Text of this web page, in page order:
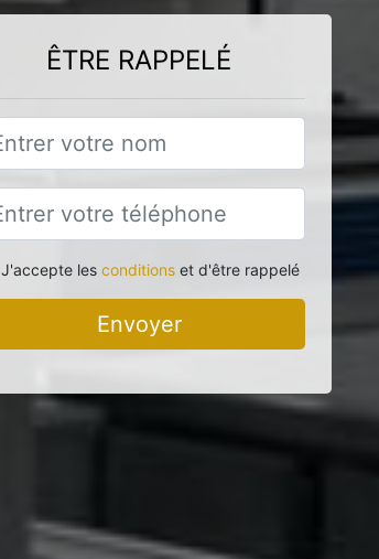
ÊTRE RAPPELÉ
J'accepte les conditionset d'être rappelé
Envoyer